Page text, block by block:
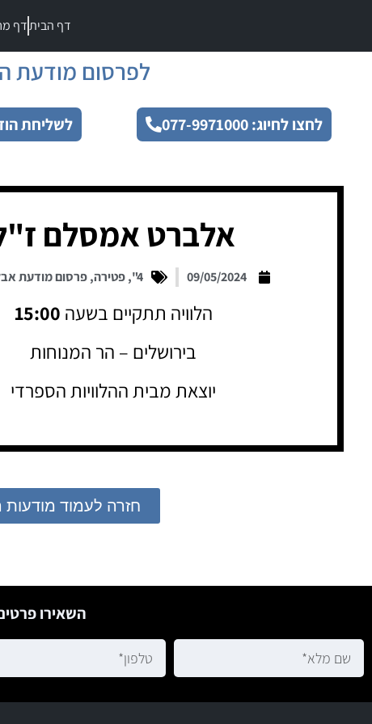
דף הביתדף
לפרסום מודעת
לחצו לחיוג: 077-9971000 לשליחת
אלברט אמסלם
09/05/2024
4"
,פטירה,פרסום מודעת
הלוויה תתקיים בשעה 15:00
בירושלים – הר המנוחות
יוצאת מבית ההלוויות הספרדי
חזרה לעמוד
השאירו